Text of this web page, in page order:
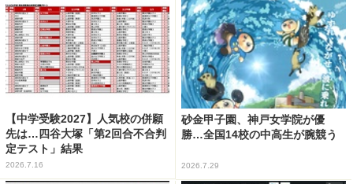
【中学受験2027】人気校の併願
先は…四谷大塚「第2回合不合判
定テスト」結果
2026.7.16
砂金甲子園、神戸女学院が優
勝…全国14校の中高生が腕競う
2026.7.29